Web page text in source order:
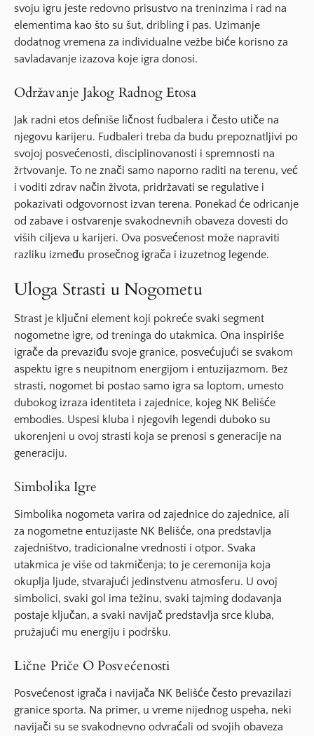
svoju igru jeste redovno prisustvo na treninzima i rad na
elementima kao što su šut, dribling i pas. Uzimanje
dodatnog vremena za individualne vežbe biće korisno za
savladavanje izazova koje igra donosi.
Održavanje Jakog Radnog Etosa
Jak radni etos definiše ličnost fudbalera i često utiče na
njegovu karijeru. Fudbaleri treba da budu prepoznatljivi po
svojoj posvećenosti, disciplinovanosti i spremnosti na
žrtvovanje. To ne znači samo naporno raditi na terenu, već
i voditi zdrav način života, pridržavati se regulative i
pokazivati odgovornost izvan terena. Ponekad će odricanje
od zabave i ostvarenje svakodnevnih obaveza dovesti do
viših ciljeva u karijeri. Ova posvećenost može napraviti
razliku između prosečnog igrača i izuzetnog legende.
Uloga Strasti u Nogometu
Strast je ključni element koji pokreće svaki segment
nogometne igre, od treninga do utakmica. Ona inspiriše
igrače da prevaziđu svoje granice, posvećujući se svakom
aspektu igre s neupitnom energijom i entuzijazmom. Bez
strasti, nogomet bi postao samo igra sa loptom, umesto
dubokog izraza identiteta i zajednice, kojeg NK Belišće
embodies. Uspesi kluba i njegovih legendi duboko su
ukorenjeni u ovoj strasti koja se prenosi s generacije na
generaciju.
Simbolika Igre
Simbolika nogometa varira od zajednice do zajednice, ali
za nogometne entuzijaste NK Belišće, ona predstavlja
zajedništvo, tradicionalne vrednosti i otpor. Svaka
utakmica je više od takmičenja; to je ceremonija koja
okuplja ljude, stvarajući jedinstvenu atmosferu. U ovoj
simbolici, svaki gol ima težinu, svaki tajming dodavanja
postaje ključan, a svaki navijač predstavlja srce kluba,
pružajući mu energiju i podršku.
Lične Priče O Posvećenosti
Posvećenost igrača i navijača NK Belišće često prevazilazi
granice sporta. Na primer, u vreme nijednog uspeha, neki
navijači su se svakodnevno odvraćali od svojih obaveza